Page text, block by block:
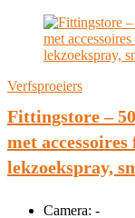
Verfsproeiers
Fittingstore –
met
lekzoekspray,
Camera: -